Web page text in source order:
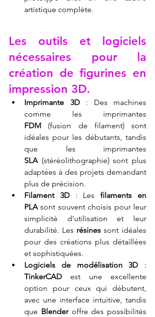
artistique complète.
Les outils et logiciels
nécessaires pour la
création de figurines en
impression 3D.
Imprimante 3D : Des machines
FDM (fusion de filament) sont
idéales pour les débutants, tandis
SLA (stéréolithographie) sont plus
adaptées à des projets demandant
plus de précision.
Filament 3D : Les filaments en
PLA sont souvent choisis pour leur
simplicité d’utilisation et leur
durabilité. Les résines sont idéales
pour des créations plus détaillées
et sophistiquées.
Logiciels de modélisation 3D
TinkerCAD est une excellente
option pour ceux qui débutent,
avec une interface intuitive, tandis
que Blender offre des possibilités